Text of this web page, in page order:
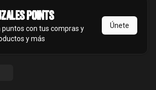
Points
puntos con tus compras y
y más
Únete